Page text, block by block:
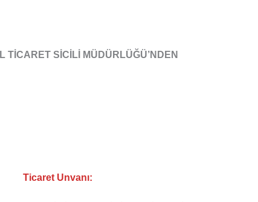
TİCARET SİCİLİ MÜDÜRLÜĞÜ’NDEN
Ticaret Unvanı: